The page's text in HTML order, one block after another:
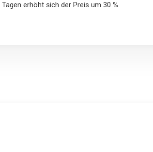
erhöht sich der Preis um 30 %.